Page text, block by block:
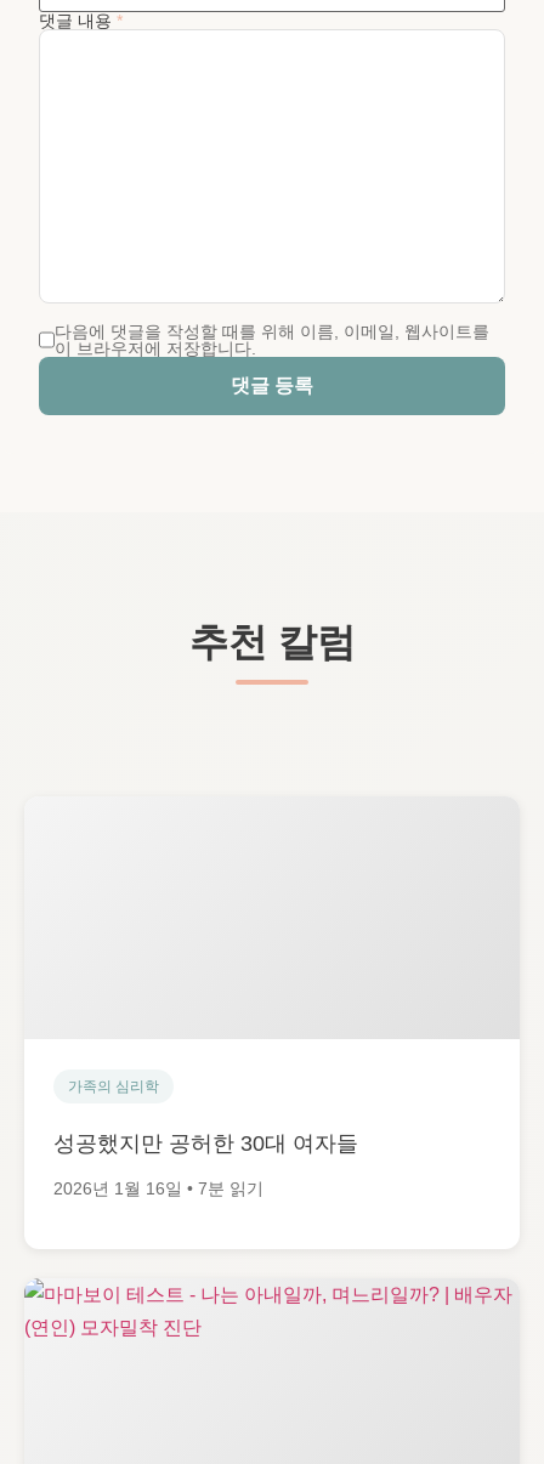
댓글 내용 *
다음에 댓글을 작성할 때를 위해 이름, 이메일, 웹사이트를
이 브라우저에 저장합니다.
댓글 등록
추천 칼럼
가족의 심리학
성공했지만 공허한 30대 여자들
2026년 1월 16일 • 7분 읽기